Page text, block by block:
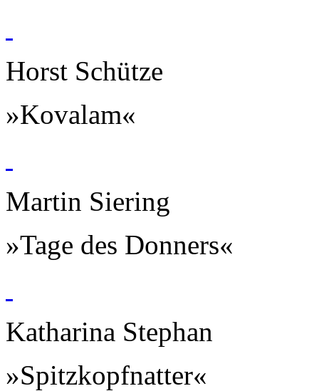
Horst Schütze
»Kovalam«
Martin Siering
»Tage des Donners«
Katharina Stephan
»Spitzkopfnatter«